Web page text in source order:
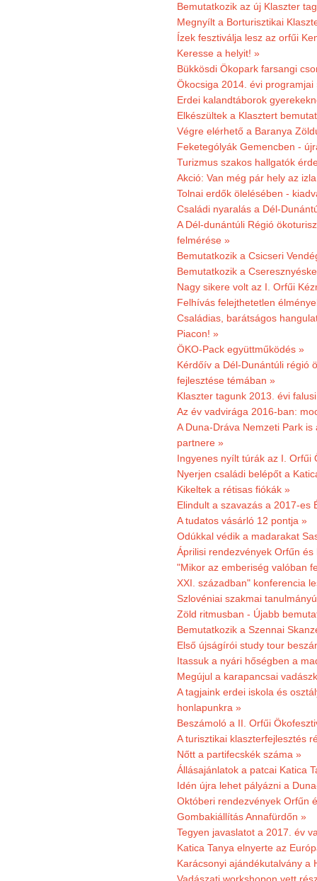
Bemutatkozik az új Klaszter
Megnyílt a Borturisztikai
Ízek fesztiválja lesz az orfűi
Keresse a helyit! »
Bükkösdi Ökopark farsangi
Ökocsiga 2014. évi programjai
Erdei kalandtáborok
Elkészültek a Klasztert
Végre elérhető a Baranya
Feketególyák Gemencben -
Turizmus szakos hallgatók
Akció: Van még pár hely az
Tolnai erdők ölelésében -
Családi nyaralás a Dél-
A Dél-dunántúli Régió
felmérése »
Bemutatkozik a Csicseri
Bemutatkozik a
Nagy sikere volt az I. Orfűi
Felhívás felejthetetlen
Családias, barátságos
Piacon! »
ÖKO-Pack együttműködés »
Kérdőív a Dél-Dunántúli régió
fejlesztése témában »
Klaszter tagunk 2013. évi
Az év vadvirága 2016-ban:
A Duna-Dráva Nemzeti Park
partnere »
Ingyenes nyílt túrák az I. Orfűi
Nyerjen családi belépőt a
Kikeltek a rétisas fiókák »
Elindult a szavazás a 2017-es
A tudatos vásárló 12 pontja »
Odúkkal védik a madarakat
Áprilisi rendezvények Orfűn és
"Mikor az emberiség valóban
XXI. században" konferencia
Szlovéniai szakmai
Zöld ritmusban - Újabb
Bemutatkozik a Szennai
Első újságírói study tour
Itassuk a nyári hőségben a
Megújul a karapancsai
A tagjaink erdei iskola és
honlapunkra »
Beszámoló a II. Orfűi
A turisztikai klaszterfejlesztés
Nőtt a partifecskék száma »
Állásajánlatok a patcai Katica
Idén újra lehet pályázni a
Októberi rendezvények Orfűn
Gombakiállítás Annafürdőn »
Tegyen javaslatot a 2017. év
Katica Tanya elnyerte az
Karácsonyi ajándékutalvány a